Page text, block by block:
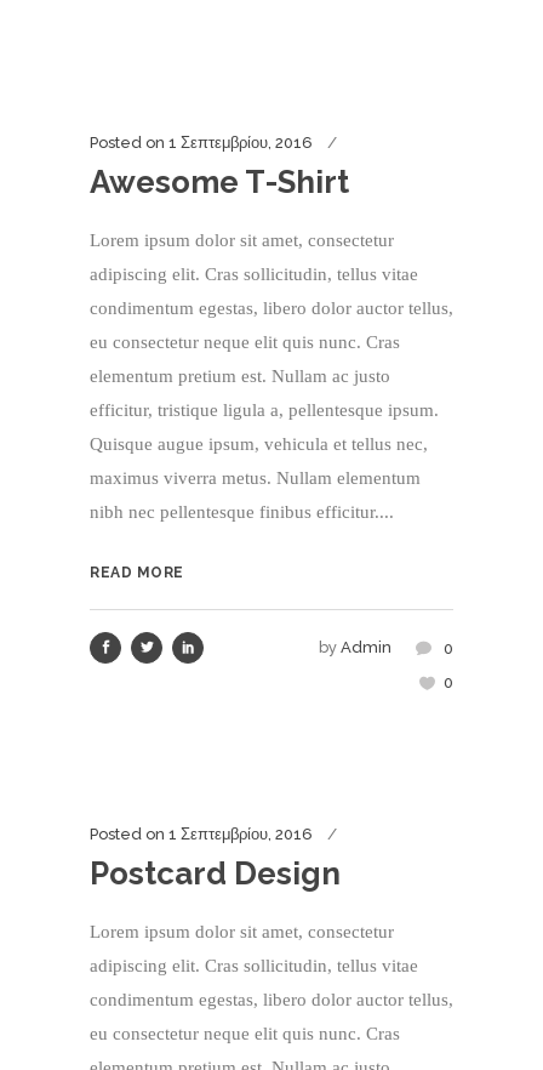
Posted on 1 Σεπτεμβρίου, 2016
Awesome T-Shirt
Lorem ipsum dolor sit amet, consectetur
adipiscing elit. Cras sollicitudin, tellus vitae
condimentum egestas, libero dolor auctor tellus,
eu consectetur neque elit quis nunc. Cras
elementum pretium est. Nullam ac justo
efficitur, tristique ligula a, pellentesque ipsum.
Quisque augue ipsum, vehicula et tellus nec,
maximus viverra metus. Nullam elementum
nibh nec pellentesque finibus efficitur....
READ MORE
by Admin
0
0
Posted on 1 Σεπτεμβρίου, 2016
Postcard Design
Lorem ipsum dolor sit amet, consectetur
adipiscing elit. Cras sollicitudin, tellus vitae
condimentum egestas, libero dolor auctor tellus,
eu consectetur neque elit quis nunc. Cras